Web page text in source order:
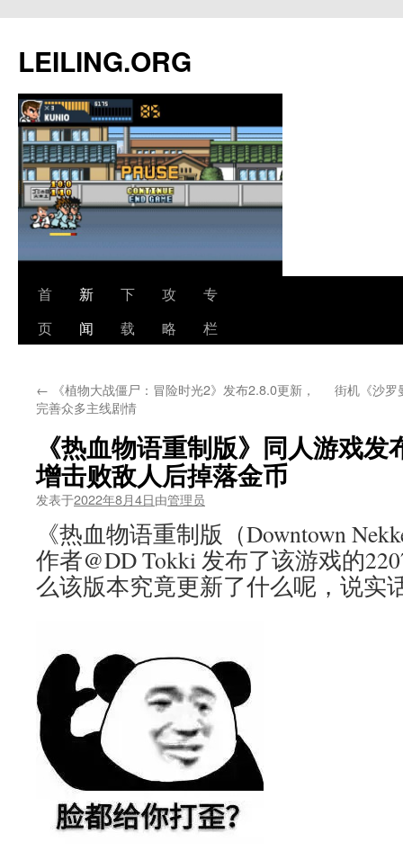
文
LEILING.ORG
首
页
新
闻
下
载
攻
略
专
栏
← 《植物大战僵尸：冒险时光2》发布2.8.0更新，
完善众多主线剧情
街机《沙罗
《热血物语重制版》同人游戏
增击败敌人后掉落金币
发表于2022年8月4日由管理员
《热血物语重制版（Downtown
作者@DD Tokki 发布了该游戏的
么该版本究竟更新了什么呢，说